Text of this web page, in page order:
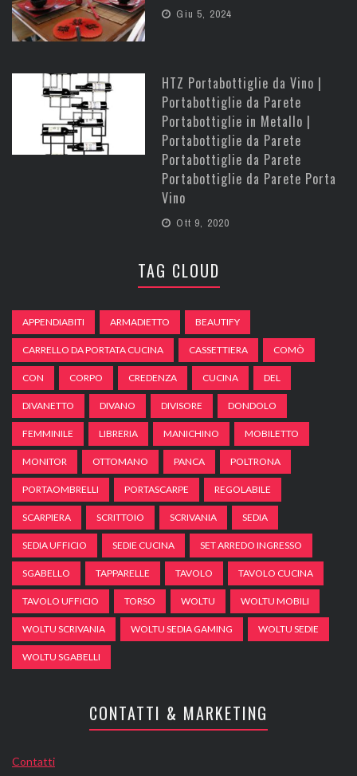
Giu 5, 2024
HTZ Portabottiglie da Vino |
Portabottiglie da Parete
Portabottiglie in Metallo |
Portabottiglie da Parete
Portabottiglie da Parete
Portabottiglie da Parete Porta
Vino
Ott 9, 2020
TAG CLOUD
APPENDIABITI ARMADIETTO BEAUTIFY
CARRELLO DA PORTATA CUCINA CASSETTIERA COMÒ
CON CORPO CREDENZA CUCINA DEL
DIVANETTO DIVANO DIVISORE DONDOLO
FEMMINILE LIBRERIA MANICHINO MOBILETTO
MONITOR OTTOMANO PANCA POLTRONA
PORTAOMBRELLI PORTASCARPE REGOLABILE
SCARPIERA SCRITTOIO SCRIVANIA SEDIA
SEDIA UFFICIO SEDIE CUCINA SET ARREDO INGRESSO
SGABELLO TAPPARELLE TAVOLO TAVOLO CUCINA
TAVOLO UFFICIO TORSO WOLTU WOLTU MOBILI
WOLTU SCRIVANIA WOLTU SEDIA GAMING WOLTU SEDIE
WOLTU SGABELLI
CONTATTI & MARKETING
Contatti